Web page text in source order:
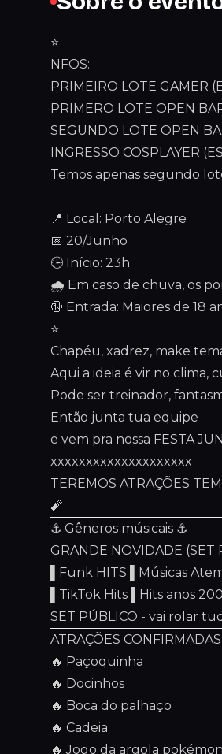
⭐
NFOS:
PRIMEIRO LOTE GAMER
PRIMERO LOTE OPEN
SEGUNDO LOTE OPEN
INGRESSO COSPLAYER
Temos apenas segundo
📍 Local: Porto Alegre
📅 20/Junho
🕒 Início: 23h
🌧️ Em caso de chuva, os
🔞 Entrada: Maiores de 18
⭐
Chapéu, xadrez, make
Aqui a ideia é vir no clima,
Pode ser treinador,
Então junta tua equipe
e vem pra nossa FESTA
xxxxxxxxxxxxxxxxxxxx
TEREMOS ATRAÇÕES
🧨
⚓️ Gêneros músicais ⚓️
GRANDE NOVIDADE (SET
▌Funk HITS ▌Músicas
▌TikTok Hits ▌Hits anos
SET PÚBLICO - vai rolar
ATRAÇÕES CONFIRMADAS
🔥 Paçoquinha
🔥 Docinhos
🔥 Boca do palhaço
🔥 Cadeia
🔥 Jogo da argola pokémon